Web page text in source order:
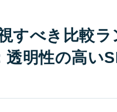
すべき比較ラ
透明性の高い